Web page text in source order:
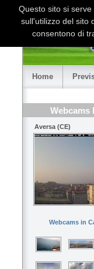
Home
Webcams
Aversa (CE)
Webcams in
Questo sito si
sull'utilizzo del sito
consentono di